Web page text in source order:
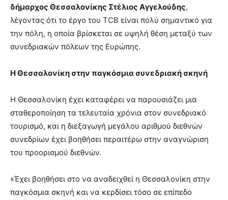
δήμαρχος Θεσσαλονίκης Στέλιος Αγγελούδης,
λέγοντας ότι το έργο του TCB είναι πολύ σημαντικό για
την πόλη, η οποία βρίσκεται σε υψηλή θέση μεταξύ των
συνεδριακών πόλεων της Ευρώπης.
Η Θεσσαλονίκη στην παγκόσμια συνεδριακή σκηνή
Η Θεσσαλονίκη έχει καταφέρει να παρουσιάζει μια
σταθεροποίηση τα τελευταία χρόνια στον συνεδριακό
τουρισμό, και η διεξαγωγή μεγάλου αριθμού διεθνών
συνεδρίων έχει βοηθήσει περαιτέρω στην αναγνώριση
του προορισμού διεθνών.
«Έχει βοηθήσει στο να αναδειχθεί η Θεσσαλονίκη στην
παγκόσμια σκηνή και να κερδίσει τόσο σε επίπεδο